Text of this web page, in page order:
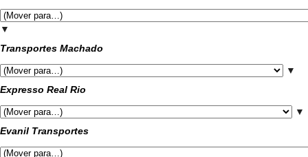
▼
Transportes Machado
▼
Expresso Real Rio
▼
Evanil Transportes